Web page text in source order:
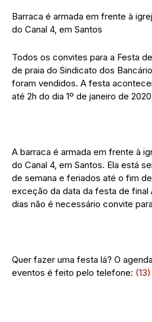
Barraca é armada em frente à
do Canal 4, em Santos
Todos os convites para a Festa
de praia do Sindicato dos
foram vendidos. A festa
até 2h do dia 1º de janeiro de
A barraca é armada em frente à
do Canal 4, em Santos. Ela está
de semana e feriados até o fim
exceção da data da festa de final
dias não é necessário convite
Quer fazer uma festa lá? O
eventos é feito pelo telefone: